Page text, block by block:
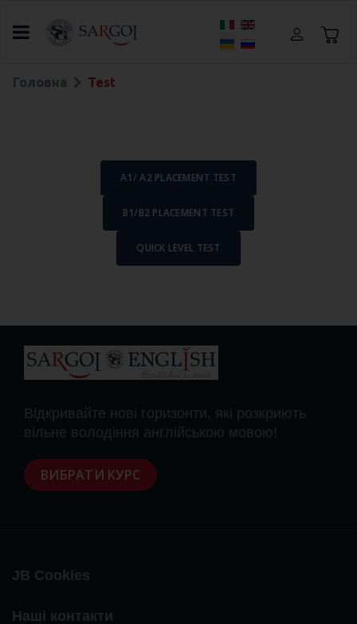
Оберіть свою мову
Головна Test
A1/ A2 PLACEMENT TEST
B1/B2 PLACEMENT TEST
QUICK LEVEL TEST
Відкривайте нові горизонти, які розкриють
вільне володіння англійською мовою!
ВИБРАТИ КУРС
JB Cookies
Наші контакти